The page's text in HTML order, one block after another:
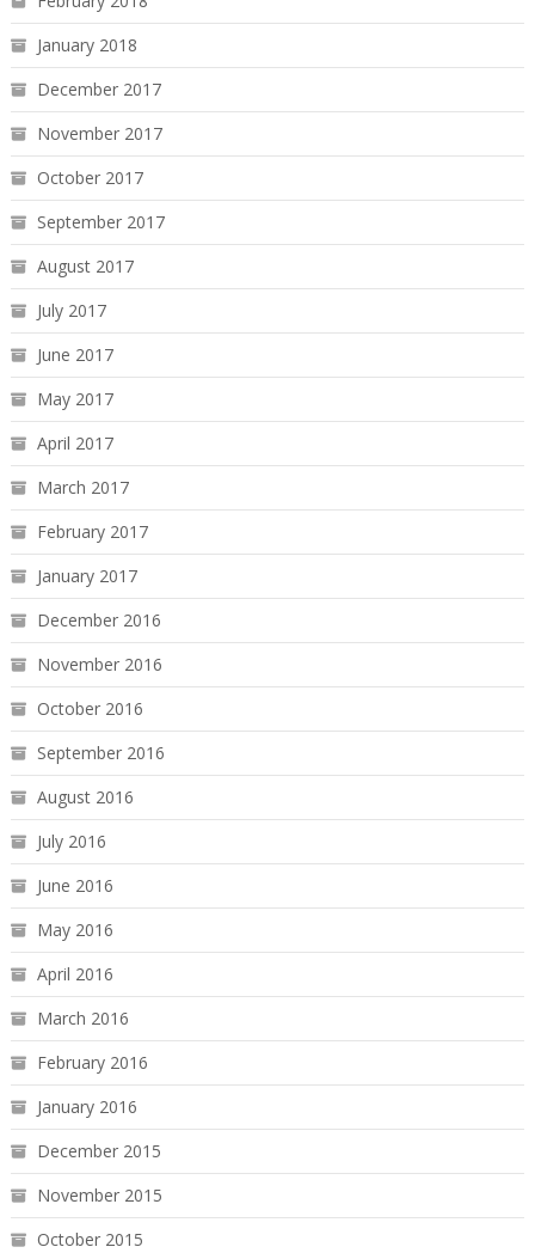
January 2018
December 2017
November 2017
October 2017
September 2017
August 2017
July 2017
June 2017
May 2017
April 2017
March 2017
February 2017
January 2017
December 2016
November 2016
October 2016
September 2016
August 2016
July 2016
June 2016
May 2016
April 2016
March 2016
February 2016
January 2016
December 2015
November 2015
October 2015